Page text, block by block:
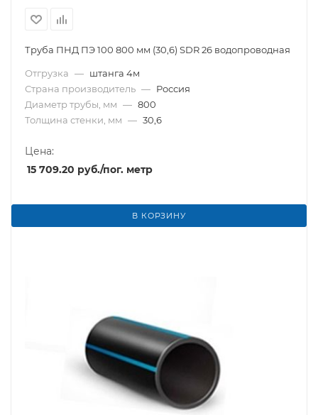
Труба ПНД ПЭ 100 800 мм (30,6) SDR 26 водопроводная
Отгрузка — штанга 4м
Страна производитель — Россия
Диаметр трубы, мм — 800
Толщина стенки, мм — 30,6
Цена:
15 709.20 руб./пог. метр
В КОРЗИНУ